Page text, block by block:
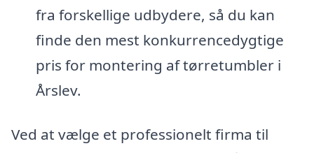
fra forskellige udbydere, så du kan
finde den mest konkurrencedygtige
pris for montering af tørretumbler i
Årslev.
Ved at vælge et professionelt firma til